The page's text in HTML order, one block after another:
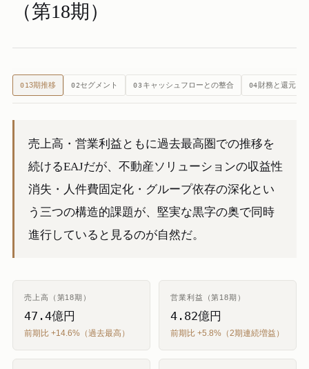
（第18期）
013期推移 02セグメント 03キャッシュフローとの整合 04財務と還元
売上高・営業利益ともに過去最高圏での推移を
続けるEAJだが、不動産ソリューションの収益性
消失・人件費固定化・グループ依存の深化とい
う三つの構造的課題が、堅実な黒字の奥で同時
進行していると見るのが自然だ。
売上高（第18期）
47.4億円
前期比 +14.6%（過去最高）
営業利益（第18期）
4.82億円
前期比 +5.8%（2期連続増益）